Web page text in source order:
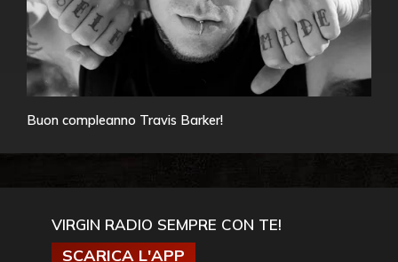
Buon compleanno Travis Barker!
VIRGIN RADIO SEMPRE CON TE!
SCARICA L'APP